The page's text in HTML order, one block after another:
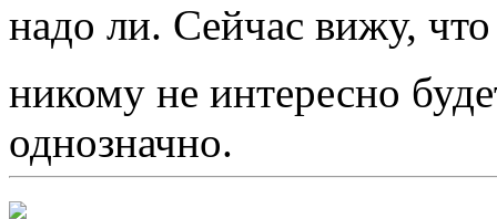
надо ли. Сейчас вижу,
никому не интересно
однозначно.